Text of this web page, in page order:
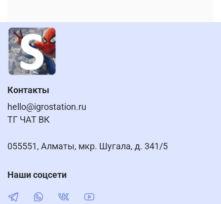
Контакты
hello@igrostation.ru
ТГ ЧАТ ВК
055551, Алматы, мкр. Шугала, д. 341/5
Наши соцсети